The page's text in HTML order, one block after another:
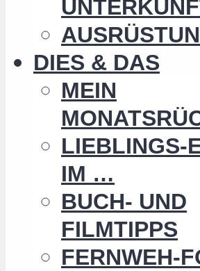
DIES & DAS
MEIN
LIEBLINGS-
IM …
BUCH- UND
FILMTIPPS
FERNWEH-